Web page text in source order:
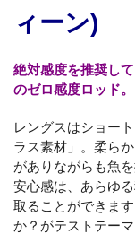
ィーン)
絶対感度を推奨し
のゼロ感度ロッド。
レングスはショー
ラス素材」。柔ら
がありながらも魚
安心感は、あらゆ
取ることができま
か？がテストテー